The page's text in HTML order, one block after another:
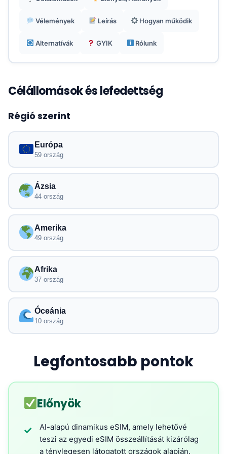
minden út alkalmával.
praktikus a rövid tartózkodásokhoz.
eSIM-mel, amely hasznos digitális nomádoknak.
Vélemények Leírás Hogyan működik
Alternatívák GYIK Rólunk
Célállomások és lefedettség
Régió szerint
Európa
59 ország
Ázsia
44 ország
Amerika
49 ország
Afrika
37 ország
Óceánia
10 ország
Legfontosabb pontok
Előnyök
✓
AI-alapú dinamikus eSIM, amely lehetővé
teszi az egyedi eSIM összeállítását kizárólag
a ténylegesen látogatott országok alapján.